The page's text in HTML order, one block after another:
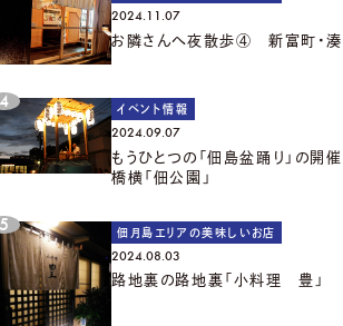
2024.11.07
お隣さんへ夜散歩④ 新富町・湊
イベント情報
2024.09.07
もうひとつの「佃島盆踊り」の
橋横「佃公園」
佃月島エリアの美味しいお店
2024.08.03
路地裏の路地裏「小料理 豊」